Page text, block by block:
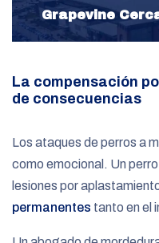
Grapevine
La compensación
de consecuencias
Los ataques de perros a
como emocional. Un
lesiones por
permanentes tanto en el